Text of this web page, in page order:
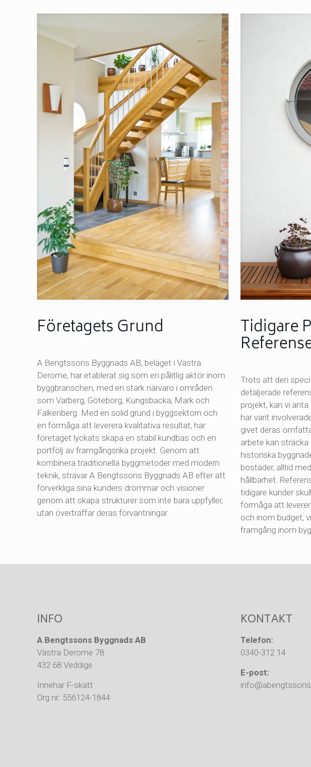
Företagets Grund
A Bengtssons Byggnads AB, beläget i Västra
Derome, har etablerat sig som en pålitlig aktör inom
byggbranschen, med en stark närvaro i områden
som Varberg, Göteborg, Kungsbacka, Mark och
Falkenberg. Med en solid grund i byggsektorn och
en förmåga att leverera kvalitativa resultat, har
företaget lyckats skapa en stabil kundbas och en
portfölj av framgångsrika projekt. Genom att
kombinera traditionella byggmetoder med modern
teknik, strävar A Bengtssons Byggnads AB efter att
förverkliga sina kunders drömmar och visioner
genom att skapa strukturer som inte bara uppfyller,
utan överträffar deras förväntningar.
Tidigare
Trots att den
detaljerade
projekt, kan vi
har varit
givet deras
arbete kan sträcka
historiska
bostäder, alltid
hållbarhet.
tidigare kunder
förmåga att
och inom budget,
framgång inom
INFO
A Bengtssons Byggnads AB
Västra Derome 78
432 68 Veddige
Innehar F-skatt
Org nr: 556124-1844
KONTAKT
Telefon:
0340-312 14
E-post: